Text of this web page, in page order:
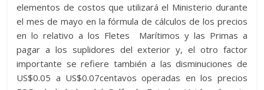
elementos de costos que utilizará el Ministerio durante
el mes de mayo en la fórmula de cálculos de los precios
en lo relativo a los Fletes Marítimos y las Primas a
pagar a los suplidores del exterior y, el otro factor
importante se refiere también a las disminuciones de
US$0.05 a US$0.07centavos operadas en los precios